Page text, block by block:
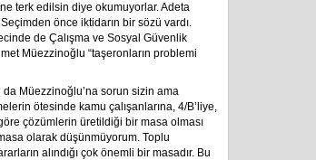
terk edilsin diye okumuyorlar. Adeta
önce iktidarın bir sözü vardı.
de Çalışma ve Sosyal Güvenlik
Müezzinoğlu “taşeronların problemi
da Müezzinoğlu’na sorun sizin ama
ötesinde kamu çalışanlarına, 4/B’liye,
çözümlerin üretildiği bir masa olması
olarak düşünmüyorum. Toplu
alındığı çok önemli bir masadır. Bu